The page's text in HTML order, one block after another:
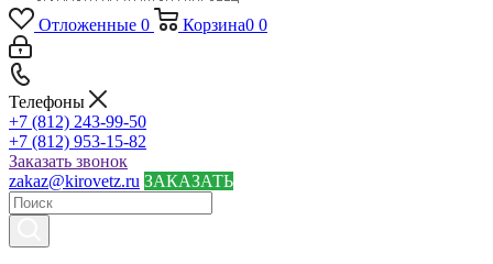
Отложенные 0 Корзина0 0
Телефоны
+7 (812) 243-99-50
+7 (812) 953-15-82
Заказать звонок
zakaz@kirovetz.ru ЗАКАЗАТЬ